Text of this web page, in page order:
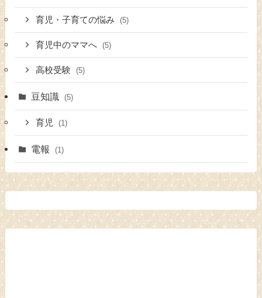
育児・子育ての悩み (5)
育児中のママへ (5)
高校受験 (5)
豆知識 (5)
育児 (1)
電報 (1)